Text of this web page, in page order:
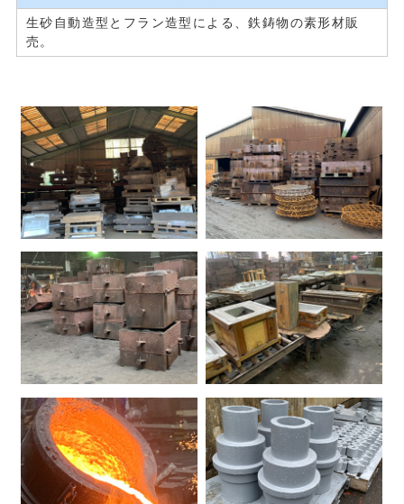
生砂自動造型とフラン造型による、鉄鋳物の素形材販
売。